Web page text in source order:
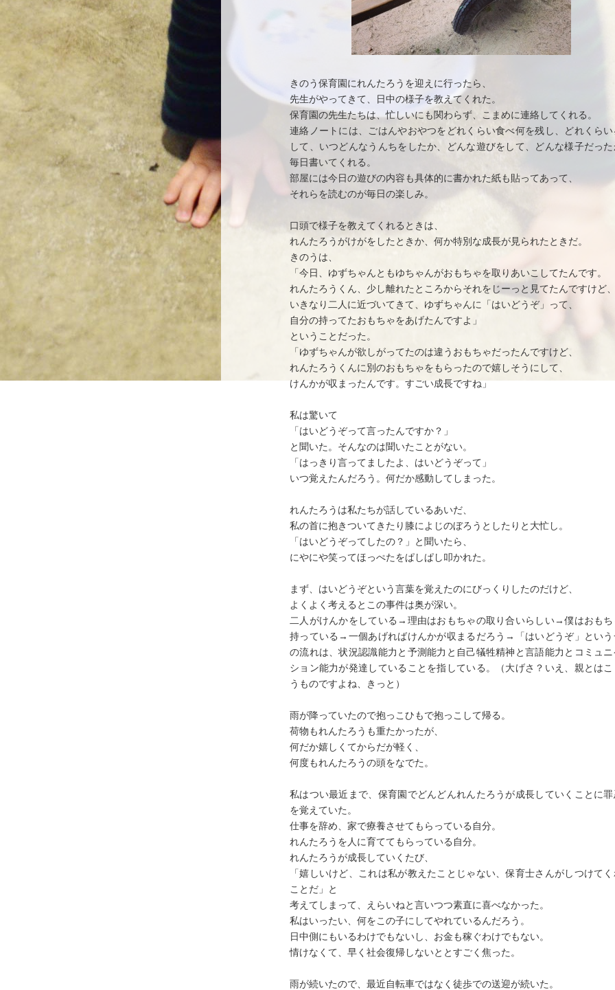
きのう保育園にれんたろうを迎えに行ったら、
先生がやってきて、日中の様子を教えてくれた。
保育園の先生たちは、忙しいにも関わらず、こまめに連絡してくれる。
連絡ノートには、ごはんやおやつをどれくらい食べ何を残し、どれくら
して、いつどんなうんちをしたか、どんな遊びをして、どんな様子だっ
毎日書いてくれる。
部屋には今日の遊びの内容も具体的に書かれた紙も貼ってあって、
それらを読むのが毎日の楽しみ。
口頭で様子を教えてくれるときは、
れんたろうがけがをしたときか、何か特別な成長が見られたときだ。
きのうは、
「今日、ゆずちゃんともゆちゃんがおもちゃを取りあいこしてたんです。
れんたろうくん、少し離れたところからそれをじーっと見てたんですけど
いきなり二人に近づいてきて、ゆずちゃんに「はいどうぞ」って、
自分の持ってたおもちゃをあげたんですよ」
ということだった。
「ゆずちゃんが欲しがってたのは違うおもちゃだったんですけど、
れんたろうくんに別のおもちゃをもらったので嬉しそうにして、
けんかが収まったんです。すごい成長ですね」
私は驚いて
「はいどうぞって言ったんですか？」
と聞いた。そんなのは聞いたことがない。
「はっきり言ってましたよ、はいどうぞって」
いつ覚えたんだろう。何だか感動してしまった。
れんたろうは私たちが話しているあいだ、
私の首に抱きついてきたり膝によじのぼろうとしたりと大忙し。
「はいどうぞってしたの？」と聞いたら、
にやにや笑ってほっぺたをぱしぱし叩かれた。
まず、はいどうぞという言葉を覚えたのにびっくりしたのだけど、
よくよく考えるとこの事件は奥が深い。
二人がけんかをしている→理由はおもちゃの取り合いらしい→僕はおもち
持っている→一個あげればけんかが収まるだろう→「はいどうぞ」という
の流れは、状況認識能力と予測能力と自己犠牲精神と言語能力とコミュ
ション能力が発達していることを指している。（大げさ？いえ、親とは
うものですよね、きっと）
雨が降っていたので抱っこひもで抱っこして帰る。
荷物もれんたろうも重たかったが、
何だか嬉しくてからだが軽く、
何度もれんたろうの頭をなでた。
私はつい最近まで、保育園でどんどんれんたろうが成長していくことに
を覚えていた。
仕事を辞め、家で療養させてもらっている自分。
れんたろうを人に育ててもらっている自分。
れんたろうが成長していくたび、
「嬉しいけど、これは私が教えたことじゃない、保育士さんがしつけて
ことだ」と
考えてしまって、えらいねと言いつつ素直に喜べなかった。
私はいったい、何をこの子にしてやれているんだろう。
日中側にもいるわけでもないし、お金も稼ぐわけでもない。
情けなくて、早く社会復帰しないととすごく焦った。
雨が続いたので、最近自転車ではなく徒歩での送迎が続いた。